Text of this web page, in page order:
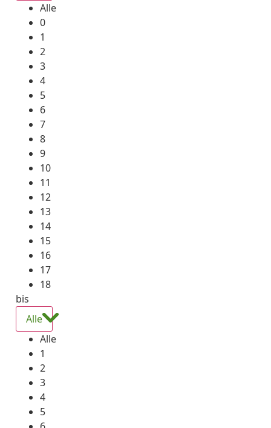
Alle
0
1
2
3
4
5
6
7
8
9
10
11
12
13
14
15
16
17
18
bis
Alle
Alle
1
2
3
4
5